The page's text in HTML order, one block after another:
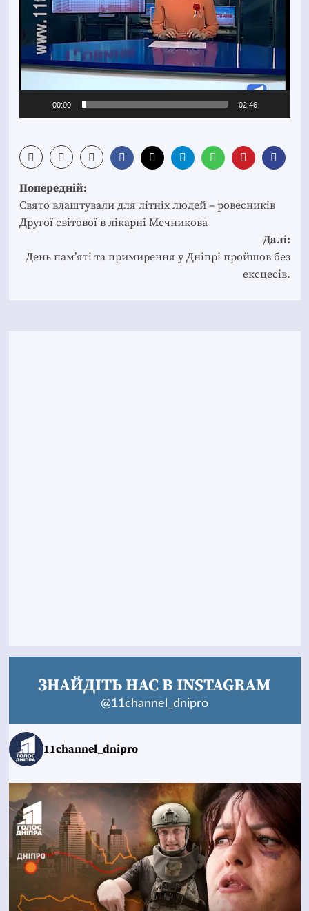
00:00 02:46
Post
navigation
Попередній:
Свято влаштували для літніх людей – ровесників
Другої світової в лікарні Мечникова
Далі:
День пам’яті та примирення у Дніпрі пройшов без
ексцесів.
ЗНАЙДІТЬ НАС В INSTAGRAM
@11channel_dnipro
11channel_dnipro